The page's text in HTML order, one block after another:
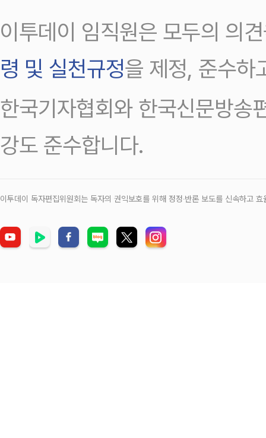
이투데이 임직원은 모두의 의
령 및 실천규정을 제정, 준수하
한국기자협회와 한국신문방송
강도 준수합니다.
이투데이 독자편집위원회는 독자의 권익보호를 위해 정정‧반론 보도를 신속하고